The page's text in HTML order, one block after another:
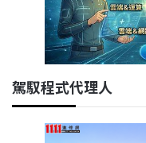
駕馭程式代理人